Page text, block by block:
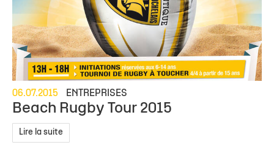
06.07.2015 ENTREPRISES
Beach Rugby Tour 2015
Lire la suite